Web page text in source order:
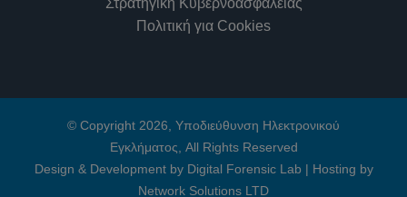
Πολιτική για Cookies
© Copyright 2026, Υποδιεύθυνση Ηλεκτρονικού
Εγκλήματος, All Rights Reserved
Design & Development by Digital Forensic Lab | Hosting by
Network Solutions LTD